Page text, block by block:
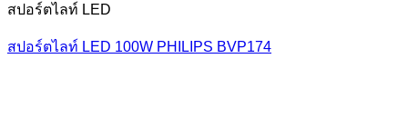
สปอร์ตไลท์ LED
สปอร์ตไลท์ LED 100W PHILIPS BVP174